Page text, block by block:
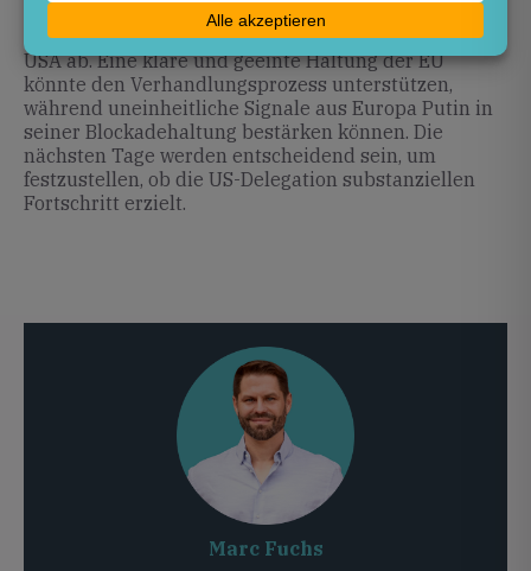
Wie sich die Gespräche entwickeln, hängt
maßgeblich von der Positionierung Europas und der
USA ab. Eine klare und geeinte Haltung der EU
könnte den Verhandlungsprozess unterstützen,
während uneinheitliche Signale aus Europa Putin in
seiner Blockadehaltung bestärken können. Die
nächsten Tage werden entscheidend sein, um
festzustellen, ob die US-Delegation substanziellen
Fortschritt erzielt.
Marc Fuchs